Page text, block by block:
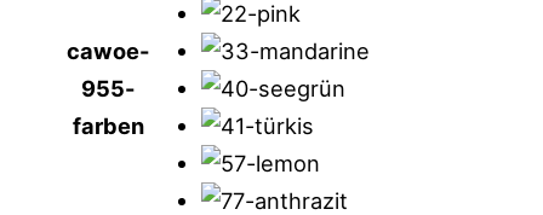
cawoe-
955-
farben